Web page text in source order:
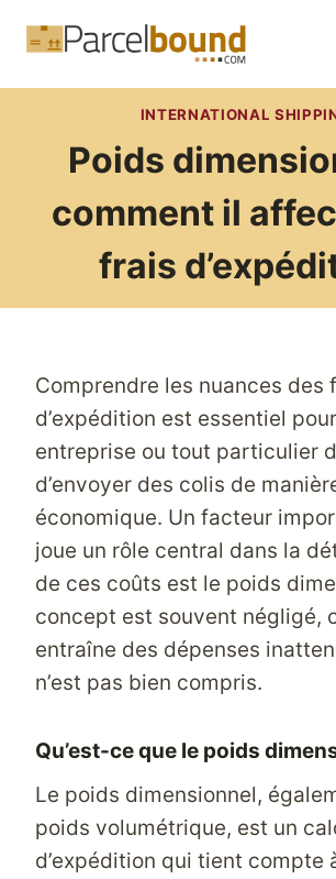
INTERNATIONAL
Poids
comment il
frais
Comprendre les nuances des
d’expédition est essentiel
entreprise ou tout particulier
d’envoyer des colis de
économique. Un facteur
joue un rôle central dans la
de ces coûts est le poids
concept est souvent négligé,
entraîne des dépenses
n’est pas bien compris.
Qu’est-ce que le poids
Le poids dimensionnel,
poids volumétrique, est un
d’expédition qui tient compte